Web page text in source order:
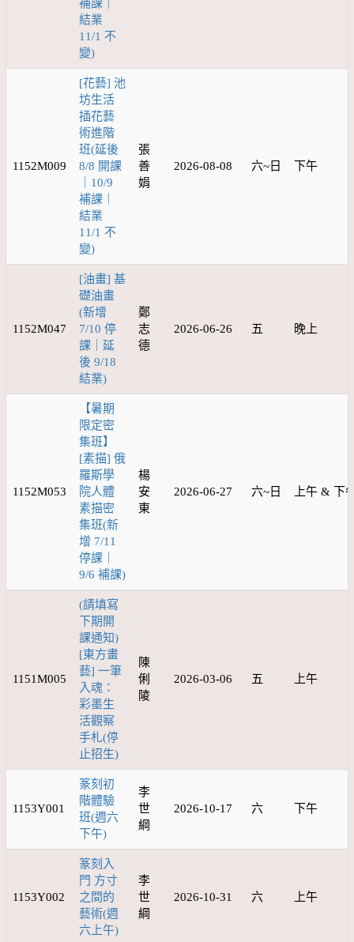
補課｜
結業
11/1 不
變)
1152M009
[花藝] 池
坊生活
插花藝
術進階
班(延後
8/8 開課
｜10/9
補課｜
結業
11/1 不
變)
張
善
娟
2026-08-08 六~日 下午
1152M047
[油畫] 基
礎油畫
(新增
7/10 停
課｜延
後 9/18
結業)
鄭
志
德
2026-06-26 五 晚上
1152M053
【暑期
限定密
集班】
[素描] 俄
羅斯學
院人體
素描密
集班(新
增 7/11
停課｜
9/6 補課)
楊
安
東
2026-06-27 六~日 上午 & 下
1151M005
(請填寫
下期開
課通知)
[東方畫
藝] 一筆
入魂：
彩墨生
活觀察
手札(停
止招生)
陳
俐
陵
2026-03-06 五 上午
1153Y001
篆刻初
階體驗
班(週六
下午)
李
世
綱
2026-10-17 六 下午
1153Y002
篆刻入
門 方寸
之間的
藝術(週
六上午)
李
世
綱
2026-10-31 六 上午